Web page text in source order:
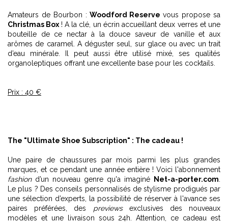
Amateurs de Bourbon : Woodford Reservevous propose sa
Christmas Box ! A la clé, un écrin accueillant deux verres et une
bouteille de ce nectar à la douce saveur de vanille et aux
arômes de caramel. A déguster seul, sur glace ou avec un trait
d’eau minérale. Il peut aussi être utilisé mixé, ses qualités
organoleptiques offrant une excellente base pour les cocktails.
Prix : 40 €
The "Ultimate Shoe Subscription" : The cadeau !
Une paire de chaussures par mois parmi les plus grandes
marques, et ce pendant une année entière ! Voici l'abonnement
fashiond’un nouveau genre qu'a imaginé Net-a-porter.com
Le plus ? Des conseils personnalisés de stylisme prodigués par
une sélection d’experts, la possibilité de réserver à l'avance ses
paires préférées, des previewsexclusives des nouveaux
modèles et une livraison sous 24h. Attention, ce cadeau est